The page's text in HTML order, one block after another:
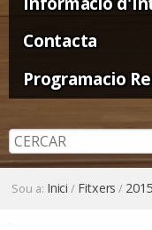
Contacta
Programacio
Sou a: Inici / Fitxers / 2015